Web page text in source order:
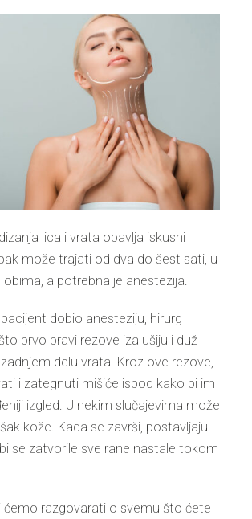
lica i vrata obavlja iskusni
može trajati od dva do šest sati, u
a potrebna je anestezija.
dobio anesteziju, hirurg
prvo pravi rezove iza ušiju i duž
delu vrata. Kroz ove rezove,
i zategnuti mišiće ispod kako bi im
izgled. U nekim slučajevima može
kože. Kada se završi, postavljaju
se zatvorile sve rane nastale tokom
ćemo razgovarati o svemu što ćete